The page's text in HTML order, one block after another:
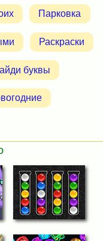
Парковка
Раскраски
буквы